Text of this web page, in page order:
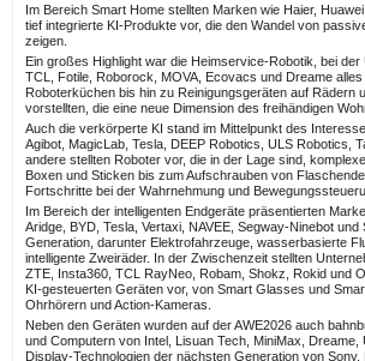
Im Bereich Smart Home stellten Marken wie Haier,
tief integrierte KI-Produkte vor, die den Wandel von
zeigen.
Ein großes Highlight war die Heimservice-Robotik, bei der
TCL, Fotile, Roborock, MOVA, Ecovacs und Dreame
Roboterküchen bis hin zu Reinigungsgeräten auf Rädern
vorstellten, die eine neue Dimension des freihändigen
Auch die verkörperte KI stand im Mittelpunkt des
Agibot, MagicLab, Tesla, DEEP Robotics, ULS Robotics,
andere stellten Roboter vor, die in der Lage sind,
Boxen und Sticken bis zum Aufschrauben von
Fortschritte bei der Wahrnehmung und
Im Bereich der intelligenten Endgeräte präsentierten
Aridge, BYD, Tesla, Vertaxi, NAVEE, Segway-Ninebot
Generation, darunter Elektrofahrzeuge, wasserbasierte
intelligente Zweiräder. In der Zwischenzeit stellten
ZTE, Insta360, TCL RayNeo, Robam, Shokz, Rokid und
KI-gesteuerten Geräten vor, von Smart Glasses und
Ohrhörern und Action-Kameras.
Neben den Geräten wurden auf der AWE2026 auch
und Computern von Intel, Lisuan Tech, MiniMax,
Display-Technologien der nächsten Generation von